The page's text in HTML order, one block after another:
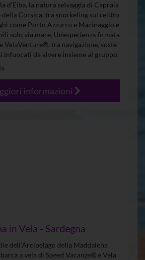
d’Elba, la natura selvaggia di Capraia
della Corsica, tra snorkeling sul relitto
come Porto Azzurro e Macinaggio e
solo via mare. Un’esperienza firmata
VelaVenture®, tra navigazione, soste
infuocati da vivere insieme al gruppo.
informazioni
in Vela - Sardegna
dell’Arcipelago della Maddalena
a vela di Speed Vacanze® e Vela